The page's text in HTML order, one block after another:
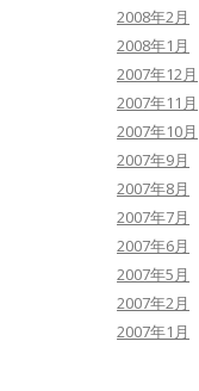
2008年2月
2008年1月
2007年12月
2007年11月
2007年10月
2007年9月
2007年8月
2007年7月
2007年6月
2007年5月
2007年2月
2007年1月